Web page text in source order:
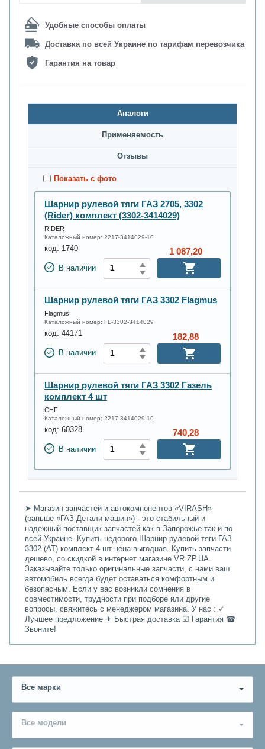
Удобные способы оплаты
Доставка по всей Украине по тарифам перевозчика
Гарантия на товар
Аналоги
Применяемость
Oтзывы
Показать с фото
Шарнир рулевой тяги ГАЗ 2705, 3302
(Rider) комплект (3302-3414029)
RIDER
Каталожный номер: 2217-3414029-10
код: 1740
В наличии
1 087,20
Шарнир рулевой тяги ГАЗ 3302 Flagmus
Flagmus
Каталожный номер: FL-3302-3414029
код: 44171
В наличии
182,88
Шарнир рулевой тяги ГАЗ 3302 Газель
комплект 4 шт
СНГ
Каталожный номер: 2217-3414029-10
код: 60328
В наличии
740,28
➤ Магазин запчастей и автокомпонентов «VIRASH»
(раньше «ГАЗ Детали машин») - это стабильный и
надежный поставщик запчастей как в Запорожье так и по
всей Украине. Купить недорого Шарнир рулевой тяги ГАЗ
3302 (АТ) комплект 4 шт цена выгодная. Купить запчасти
дешево, со скидкой в интернет магазине VR.ZP.UA.
Заказывайте только оригинальные запчасти, с нами ваш
автомобиль всегда будет оставаться комфортным и
безопасным. Если у вас возникли сомнения в
совместимости, трудности при подборе или другие
вопросы, свяжитесь с менеджером магазина. У нас : ✓
Лучшее предложение ✈ Быстрая доставка ☑ Гарантия ☎
Звоните!
Все марки
Все модели